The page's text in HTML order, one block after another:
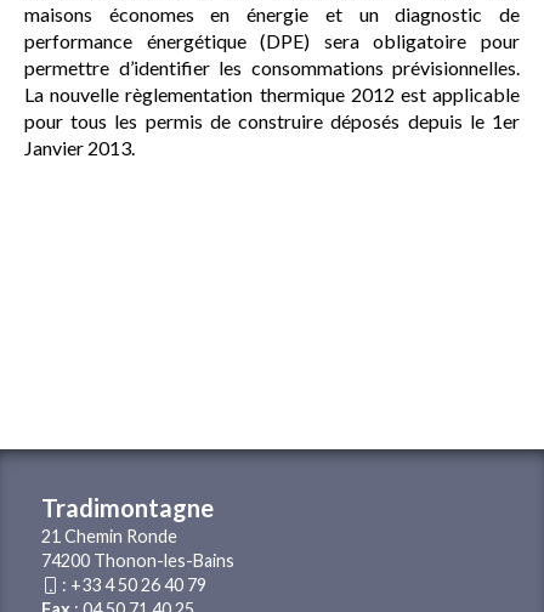
maisons économes en énergie et un diagnostic de
performance énergétique (DPE) sera obligatoire pour
permettre d’identifier les consommations prévisionnelles.
La nouvelle règlementation thermique 2012 est applicable
pour tous les permis de construire déposés depuis le 1er
Janvier 2013.
Tradimontagne
21 Chemin Ronde
74200 Thonon-les-Bains
: +33 4 50 26 40 79